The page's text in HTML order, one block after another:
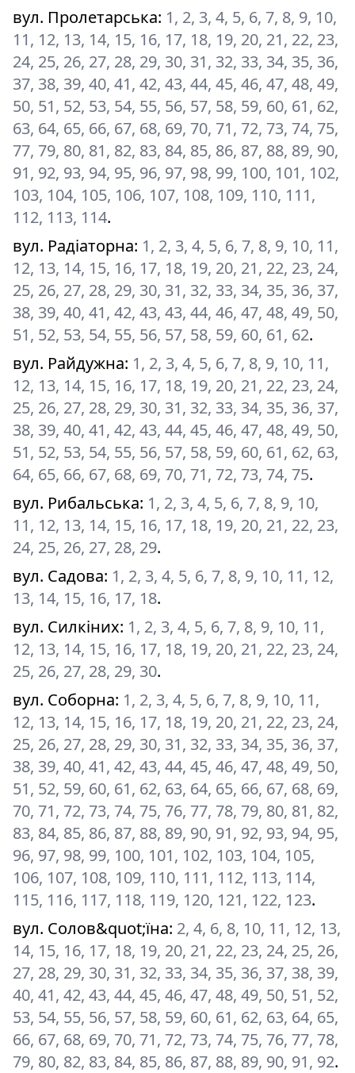
вул. Пролетарська: 1, 2, 3, 4, 5, 6, 7, 8, 9, 10,
11, 12, 13, 14, 15, 16, 17, 18, 19, 20, 21, 22, 23,
24, 25, 26, 27, 28, 29, 30, 31, 32, 33, 34, 35, 36,
37, 38, 39, 40, 41, 42, 43, 44, 45, 46, 47, 48, 49,
50, 51, 52, 53, 54, 55, 56, 57, 58, 59, 60, 61, 62,
63, 64, 65, 66, 67, 68, 69, 70, 71, 72, 73, 74, 75,
77, 79, 80, 81, 82, 83, 84, 85, 86, 87, 88, 89, 90,
91, 92, 93, 94, 95, 96, 97, 98, 99, 100, 101, 102,
103, 104, 105, 106, 107, 108, 109, 110, 111,
112, 113, 114.
вул. Радіаторна: 1, 2, 3, 4, 5, 6, 7, 8, 9, 10, 11,
12, 13, 14, 15, 16, 17, 18, 19, 20, 21, 22, 23, 24,
25, 26, 27, 28, 29, 30, 31, 32, 33, 34, 35, 36, 37,
38, 39, 40, 41, 42, 43, 43, 44, 46, 47, 48, 49, 50,
51, 52, 53, 54, 55, 56, 57, 58, 59, 60, 61, 62.
вул. Райдужна: 1, 2, 3, 4, 5, 6, 7, 8, 9, 10, 11,
12, 13, 14, 15, 16, 17, 18, 19, 20, 21, 22, 23, 24,
25, 26, 27, 28, 29, 30, 31, 32, 33, 34, 35, 36, 37,
38, 39, 40, 41, 42, 43, 44, 45, 46, 47, 48, 49, 50,
51, 52, 53, 54, 55, 56, 57, 58, 59, 60, 61, 62, 63,
64, 65, 66, 67, 68, 69, 70, 71, 72, 73, 74, 75.
вул. Рибальська: 1, 2, 3, 4, 5, 6, 7, 8, 9, 10,
11, 12, 13, 14, 15, 16, 17, 18, 19, 20, 21, 22, 23,
24, 25, 26, 27, 28, 29.
вул. Садова: 1, 2, 3, 4, 5, 6, 7, 8, 9, 10, 11, 12,
13, 14, 15, 16, 17, 18.
вул. Силкіних: 1, 2, 3, 4, 5, 6, 7, 8, 9, 10, 11,
12, 13, 14, 15, 16, 17, 18, 19, 20, 21, 22, 23, 24,
25, 26, 27, 28, 29, 30.
вул. Соборна: 1, 2, 3, 4, 5, 6, 7, 8, 9, 10, 11,
12, 13, 14, 15, 16, 17, 18, 19, 20, 21, 22, 23, 24,
25, 26, 27, 28, 29, 30, 31, 32, 33, 34, 35, 36, 37,
38, 39, 40, 41, 42, 43, 44, 45, 46, 47, 48, 49, 50,
51, 52, 59, 60, 61, 62, 63, 64, 65, 66, 67, 68, 69,
70, 71, 72, 73, 74, 75, 76, 77, 78, 79, 80, 81, 82,
83, 84, 85, 86, 87, 88, 89, 90, 91, 92, 93, 94, 95,
96, 97, 98, 99, 100, 101, 102, 103, 104, 105,
106, 107, 108, 109, 110, 111, 112, 113, 114,
115, 116, 117, 118, 119, 120, 121, 122, 123.
вул. Солов&quot;їна: 2, 4, 6, 8, 10, 11, 12, 13,
14, 15, 16, 17, 18, 19, 20, 21, 22, 23, 24, 25, 26,
27, 28, 29, 30, 31, 32, 33, 34, 35, 36, 37, 38, 39,
40, 41, 42, 43, 44, 45, 46, 47, 48, 49, 50, 51, 52,
53, 54, 55, 56, 57, 58, 59, 60, 61, 62, 63, 64, 65,
66, 67, 68, 69, 70, 71, 72, 73, 74, 75, 76, 77, 78,
79, 80, 82, 83, 84, 85, 86, 87, 88, 89, 90, 91, 92.